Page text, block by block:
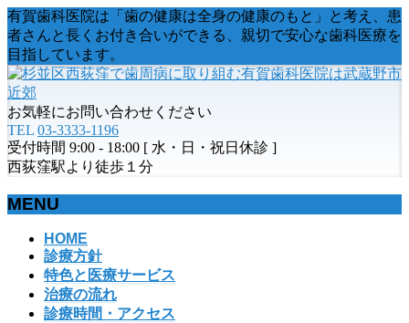
有賀歯科医院は「歯の健康は全身の健康のもと」と考え、患
者さんと長くお付き合いができる、親切で安心な歯科医療を
目指しています。
お気軽にお問い合わせください
TEL 03-3333-1196
受付時間 9:00 - 18:00 [ 水・日・祝日休診 ]
西荻窪駅より徒歩１分
MENU
HOME
診療方針
特色と医療サービス
治療の流れ
診療時間・アクセス